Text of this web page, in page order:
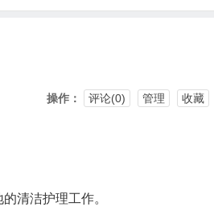
操作： 评论(0) 管理 收藏
清洁护理工作。